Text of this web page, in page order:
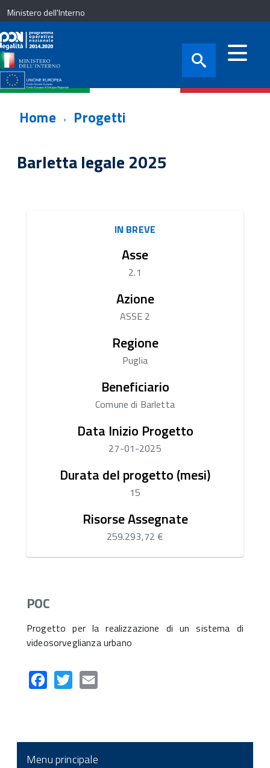
Ministero dell'Interno
Home Progetti
Barletta legale 2025
IN BREVE
Asse
2.1
Azione
ASSE 2
Regione
Puglia
Beneficiario
Comune di Barletta
Data Inizio Progetto
27-01-2025
Durata del progetto (mesi)
15
Risorse Assegnate
259.293,72 €
POC
Progetto per la realizzazione di un sistema di
videosorveglianza urbano
FacebookTwitter
Menu principale